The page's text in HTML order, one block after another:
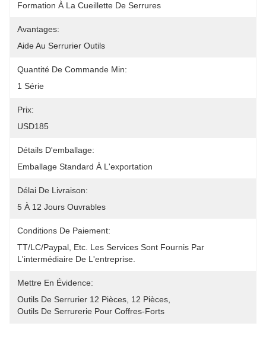
Formation À La Cueillette De Serrures
Avantages:
Aide Au Serrurier Outils
Quantité De Commande Min:
1 Série
Prix:
USD185
Détails D'emballage:
Emballage Standard À L'exportation
Délai De Livraison:
5 À 12 Jours Ouvrables
Conditions De Paiement:
TT/LC/paypal, Etc. Les Services Sont Fournis Par
L'intermédiaire De L'entreprise.
Mettre En Évidence:
Outils De Serrurier 12 Pièces 12 Pièces
Outils De Serrurerie Pour Coffres-Forts